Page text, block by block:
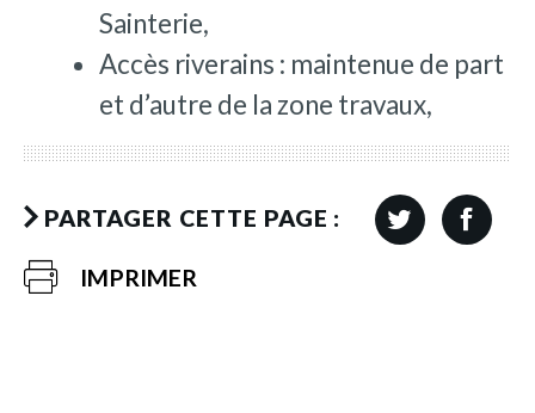
Sainterie,
Accès riverains : maintenue de part
et d’autre de la zone travaux,
PARTAGER CETTE PAGE :
IMPRIMER